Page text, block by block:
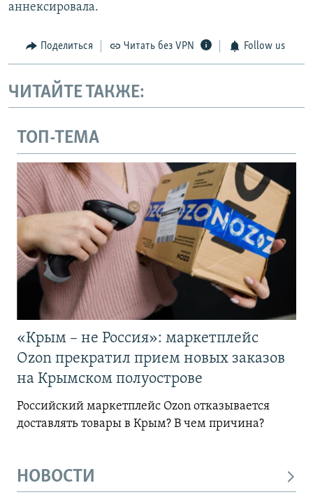
аннексировала.
Поделиться Читать без VPN Follow us
ЧИТАЙТЕ ТАКЖЕ:
ТОП-ТЕМА
«Крым – не Россия»: маркетплейс
Ozon прекратил прием новых заказов
на Крымском полуострове
Российский маркетплейс Ozon отказывается
доставлять товары в Крым? В чем причина?
НОВОСТИ